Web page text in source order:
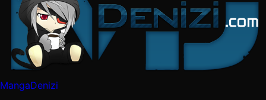
MangaDenizi